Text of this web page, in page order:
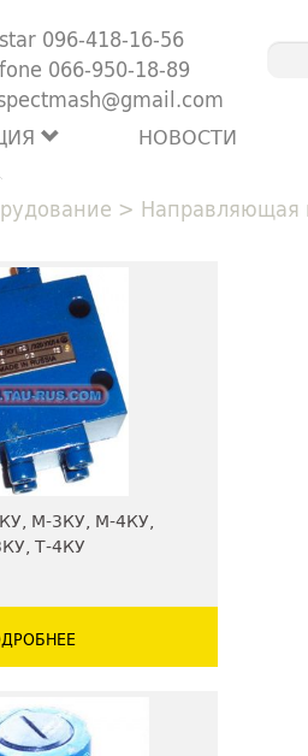
096-418-16-56
066-950-18-89
НОВОСТИ
> Направляющая
М-3КУ, М-4КУ,
Т-4КУ